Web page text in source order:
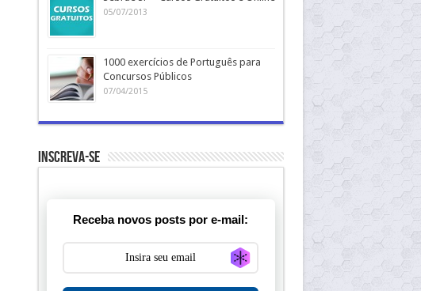
05/07/2013
1000 exercícios de Português para
Concursos Públicos
07/04/2015
Inscreva-se
Receba novos posts por e-mail: